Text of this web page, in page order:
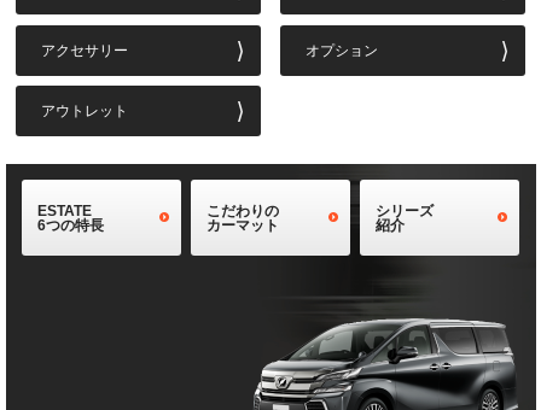
アクセサリー オプション
アウトレット
ESTATE
6つの特長
こだわりの
カーマット
シリーズ
紹介